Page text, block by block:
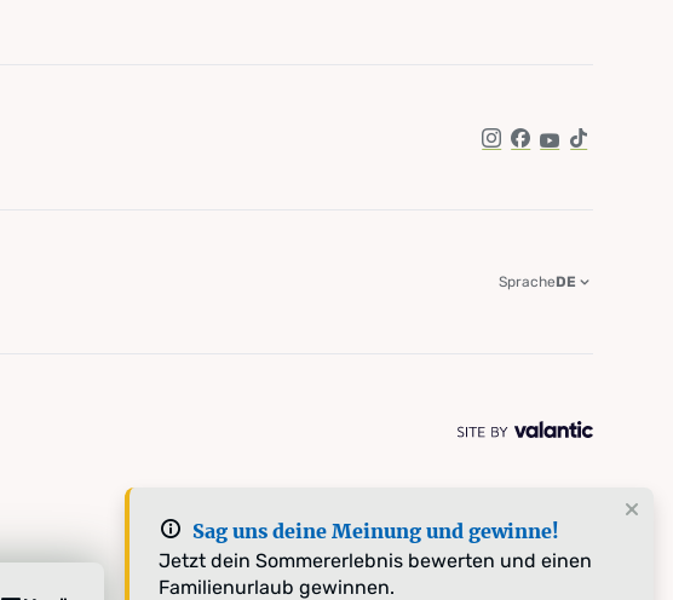
Sag uns deine Meinung und gewinne!
Jetzt dein Sommererlebnis bewerten und einen
Familienurlaub gewinnen.
Instagram
Facebook
YouTube
TikTok
SpracheDE